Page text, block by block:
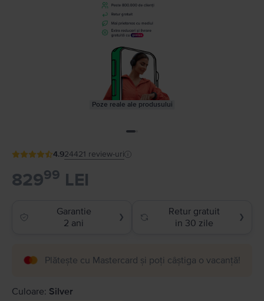
Poze reale ale produsului
4.924421 review-uri
82999 LEI
Garantie
2 ani
❯
Retur gratuit
in 30 zile
❯
Plătește cu Mastercard și poți câștiga o vacanță!
Culoare: Silver